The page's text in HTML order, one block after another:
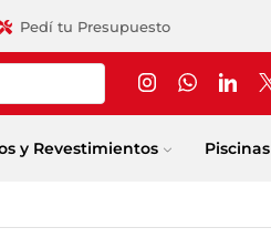
Pedí tu Presupuesto
y Revestimientos Piscinas